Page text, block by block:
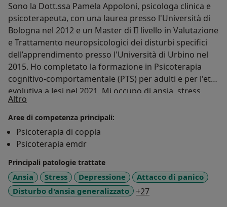
Sono la Dott.ssa Pamela Appoloni, psicologa clinica e
psicoterapeuta, con una laurea presso l'Università di
Bologna nel 2012 e un Master di II livello in Valutazione
e Trattamento neuropsicologici dei disturbi specifici
dell’apprendimento presso l'Università di Urbino nel
2015. Ho completato la formazione in Psicoterapia
cognitivo-comportamentale (PTS) per adulti e per l'età
evolutiva a Jesi nel 2021. Mi occupo di ansia, stress,
depressione, disturbi di personalità, psicologia clinica
e psicoterapia cognitivo comportamentale per
adolescenti e adulti. Negli ultimi anni mi sto
specializzando nella terapia di coppia che é un mondo
che mi affascina molto. Sono una professionista molto
attenta, professionale ed empatica. Mi preoccupo di
ascoltare attentamente i miei pazienti e di offrire loro
un approccio personalizzato a seconda delle loro
esigenze. Sono sempre alla ricerca di nuove modalità
Altro
Aree di competenza principali:
Psicoterapia di coppia
Psicoterapia emdr
Principali patologie trattate
Ansia Stress Depressione
Attacco di panico
Disturbo d'ansia generalizzato
+27